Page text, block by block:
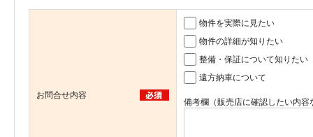
お問合せ内容
物件を実際に見たい
物件の詳細が知りたい
整備・保証について知りたい
遠方納車について
備考欄（販売店に確認したい内